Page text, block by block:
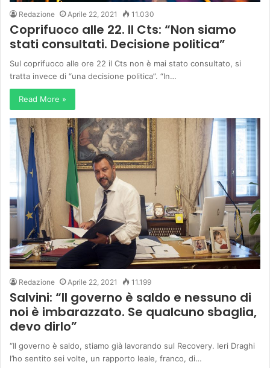
Redazione Aprile 22, 2021 11.030
Coprifuoco alle 22. Il Cts: “Non siamo
stati consultati. Decisione politica”
Sul coprifuoco alle ore 22 il Cts non è mai stato consultato, si
tratta invece di “una decisione politica”. “In…
Read More »
Redazione Aprile 22, 2021 11.199
Salvini: “Il governo è saldo e nessuno di
noi è imbarazzato. Se qualcuno sbaglia,
devo dirlo”
“Il governo è saldo, stiamo già lavorando sul Recovery. Ieri Draghi
l’ho sentito sei volte, un rapporto leale, franco, di…